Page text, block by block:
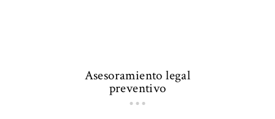
Asesoramiento legal
preventivo